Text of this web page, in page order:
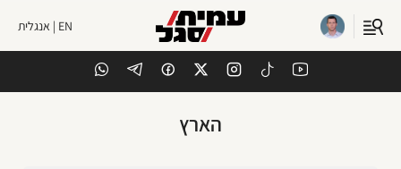
EN | אנגלית
הארץ